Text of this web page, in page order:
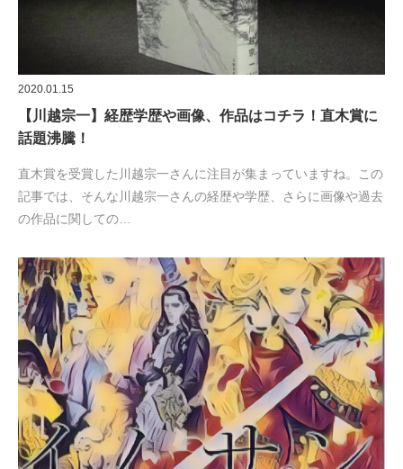
2020.01.15
【川越宗一】経歴学歴や画像、作品はコチラ！直木賞に
話題沸騰！
直木賞を受賞した川越宗一さんに注目が集まっていますね。この
記事では、そんな川越宗一さんの経歴や学歴、さらに画像や過去
の作品に関しての…